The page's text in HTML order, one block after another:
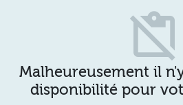
content_paste_off
Malheureusement il
disponibilité pour